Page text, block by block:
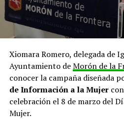
Xiomara Romero, delegada de
Ayuntamiento deMorón de la
conocer la campaña diseñada
de Información a la Mujer
celebración el 8 de marzo del
Mujer.